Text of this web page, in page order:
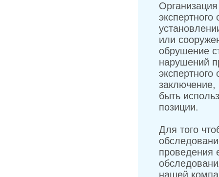
или
обрушение
нарушений
экспертного
быть
позиции.
Для того
проведения
нашей